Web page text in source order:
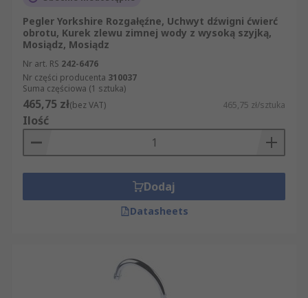
Pegler Yorkshire Rozgałęźne, Uchwyt dźwigni ćwierć
obrotu, Kurek zlewu zimnej wody z wysoką szyjką,
Mosiądz, Mosiądz
Nr art. RS 242-6476
Nr części producenta 310037
Suma częściowa (1 sztuka)
465,75 zł(bez VAT) 465,75 zł/sztuka
Ilość
Dodaj
Datasheets